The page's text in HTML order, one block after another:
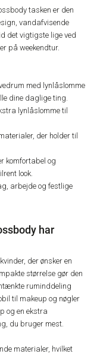
tasken er den
vandafvisende
det vigtigste lige ved
på weekendtur.
med lynlåslomme
dine daglige ting.
lynlåslomme til
der holder til
komfortabel og
look.
arbejde og festlige
har
der ønsker en
størrelse gør den
ruminddeling
til makeup og nøgler
og en ekstra
du bruger mest.
materialer, hvilket